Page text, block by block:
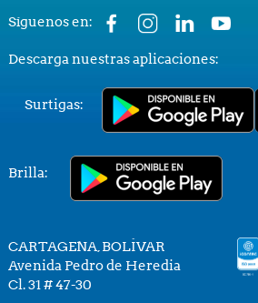
Síguenos en:
Descarga nuestras aplicaciones:
Surtigas:
Brilla:
CARTAGENA, BOLÍVAR
Avenida Pedro de Heredia
Cl. 31 # 47-30